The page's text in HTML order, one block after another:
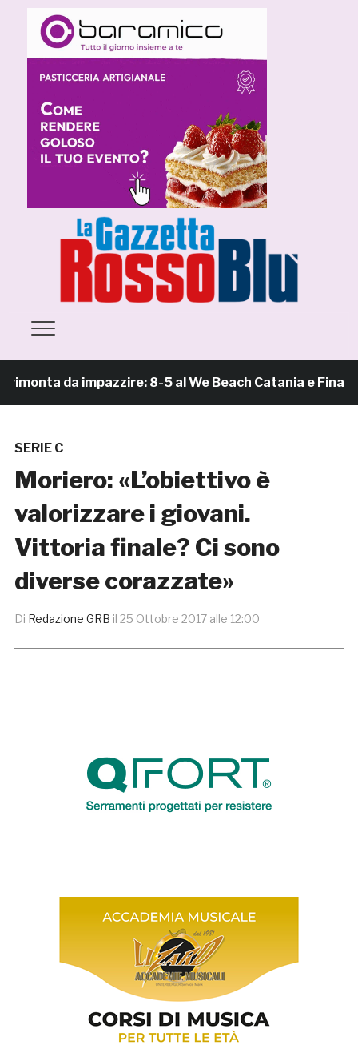
da impazzire: 8-5 al We Beach Catania e Finale
SERIE C
Moriero: «L’obiettivo è
valorizzare i giovani.
Vittoria finale? Ci sono
diverse corazzate»
Di Redazione GRB il 25 Ottobre 2017 alle 12:00